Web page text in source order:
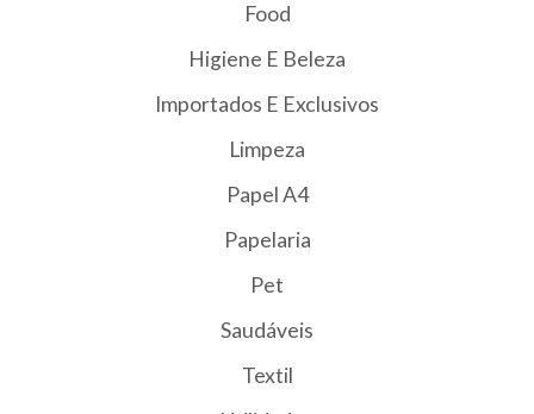
Food
Higiene E Beleza
Importados E Exclusivos
Limpeza
Papel A4
Papelaria
Pet
Saudáveis
Textil